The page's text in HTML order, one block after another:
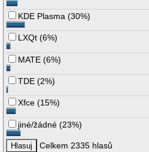
KDE Plasma (30%)
LXQt (6%)
MATE (6%)
TDE (2%)
Xfce (15%)
jiné/žádné (23%)
Celkem 2335 hlasů